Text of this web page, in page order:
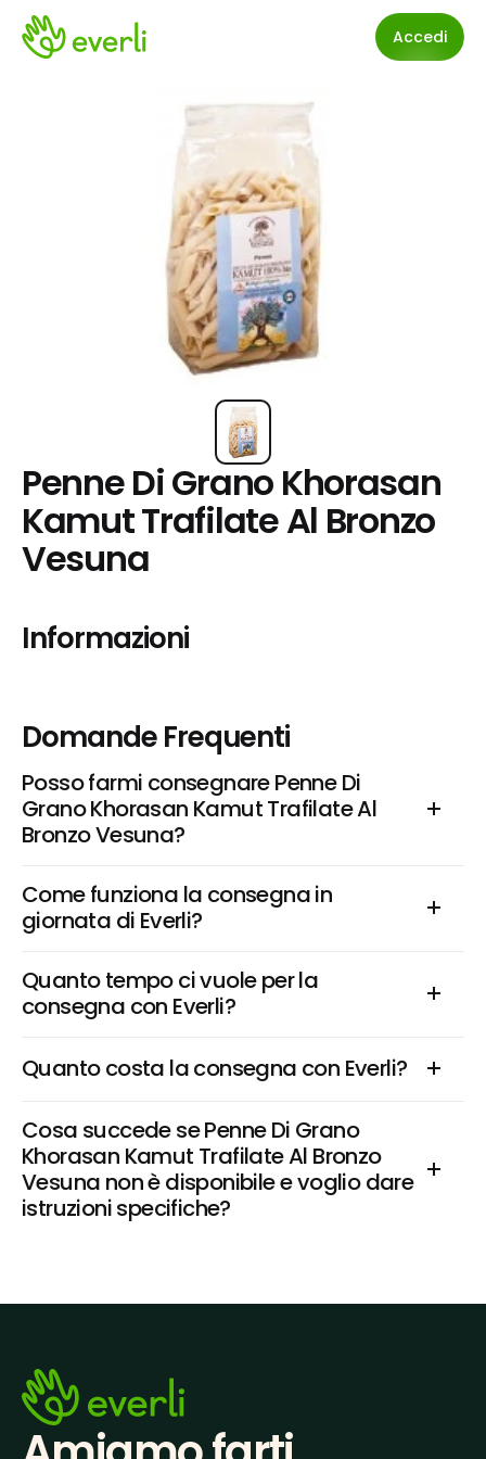
Accedi
Penne Di Grano Khorasan
Kamut Trafilate Al Bronzo
Vesuna
Informazioni
Domande Frequenti
Posso farmi consegnare Penne Di
Grano Khorasan Kamut Trafilate Al
Bronzo Vesuna?
Come funziona la consegna in
giornata di Everli?
Quanto tempo ci vuole per la
consegna con Everli?
Quanto costa la consegna con Everli?
Cosa succede se Penne Di Grano
Khorasan Kamut Trafilate Al Bronzo
Vesuna non è disponibile e voglio dare
istruzioni specifiche?